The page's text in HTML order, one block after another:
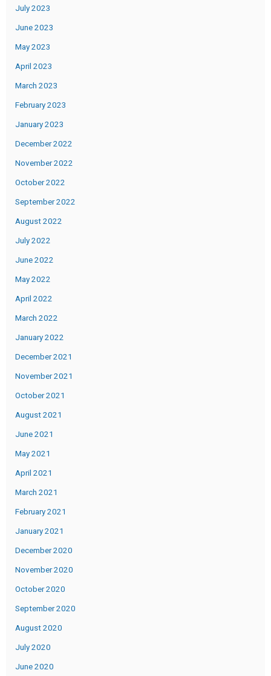
July 2023
June 2023
May 2023
April 2023
March 2023
February 2023
January 2023
December 2022
November 2022
October 2022
September 2022
August 2022
July 2022
June 2022
May 2022
April 2022
March 2022
January 2022
December 2021
November 2021
October 2021
August 2021
June 2021
May 2021
April 2021
March 2021
February 2021
January 2021
December 2020
November 2020
October 2020
September 2020
August 2020
July 2020
June 2020